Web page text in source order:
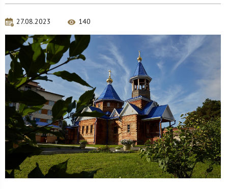
27.08.2023 140